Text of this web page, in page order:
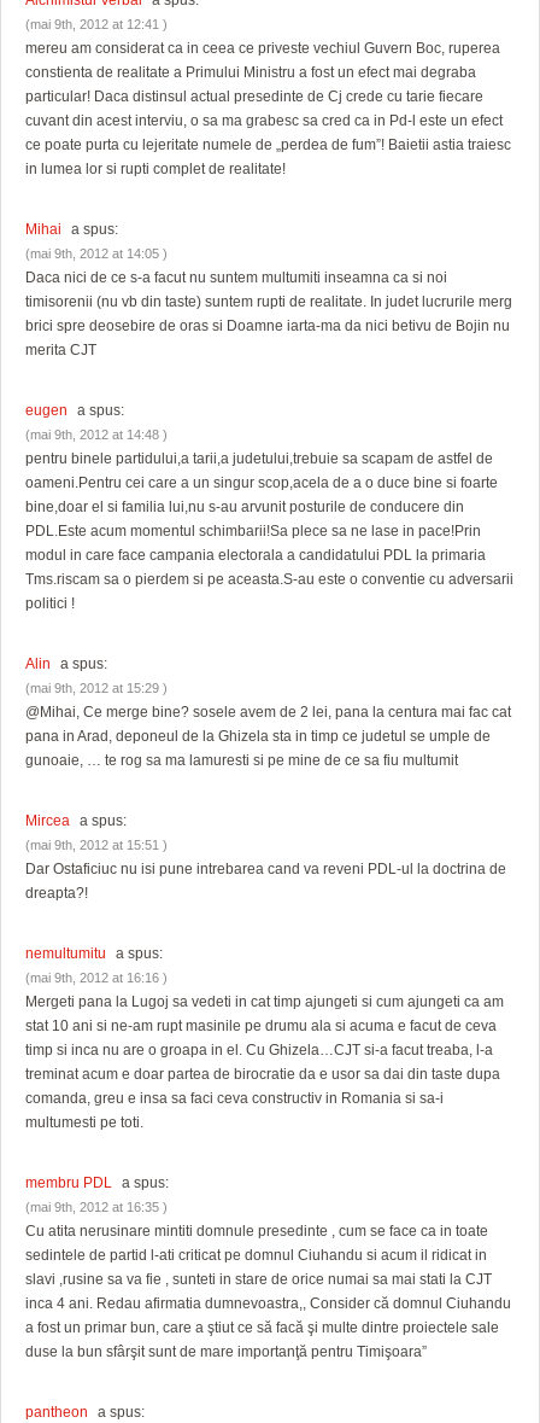
(mai 9th, 2012 at 12:41 )
mereu am considerat ca in ceea ce priveste vechiul Guvern Boc, ruperea
constienta de realitate a Primului Ministru a fost un efect mai degraba
particular! Daca distinsul actual presedinte de Cj crede cu tarie fiecare
cuvant din acest interviu, o sa ma grabesc sa cred ca in Pd-l este un efect
ce poate purta cu lejeritate numele de „perdea de fum”! Baietii astia traiesc
in lumea lor si rupti complet de realitate!
Mihai a spus:
(mai 9th, 2012 at 14:05 )
Daca nici de ce s-a facut nu suntem multumiti inseamna ca si noi
timisorenii (nu vb din taste) suntem rupti de realitate. In judet lucrurile merg
brici spre deosebire de oras si Doamne iarta-ma da nici betivu de Bojin nu
merita CJT
eugen a spus:
(mai 9th, 2012 at 14:48 )
pentru binele partidului,a tarii,a judetului,trebuie sa scapam de astfel de
oameni.Pentru cei care a un singur scop,acela de a o duce bine si foarte
bine,doar el si familia lui,nu s-au arvunit posturile de conducere din
PDL.Este acum momentul schimbarii!Sa plece sa ne lase in pace!Prin
modul in care face campania electorala a candidatului PDL la primaria
Tms.riscam sa o pierdem si pe aceasta.S-au este o conventie cu adversarii
politici !
Alin a spus:
(mai 9th, 2012 at 15:29 )
@Mihai, Ce merge bine? sosele avem de 2 lei, pana la centura mai fac cat
pana in Arad, deponeul de la Ghizela sta in timp ce judetul se umple de
gunoaie, … te rog sa ma lamuresti si pe mine de ce sa fiu multumit
Mircea a spus:
(mai 9th, 2012 at 15:51 )
Dar Ostaficiuc nu isi pune intrebarea cand va reveni PDL-ul la doctrina de
dreapta?!
nemultumitu a spus:
(mai 9th, 2012 at 16:16 )
Mergeti pana la Lugoj sa vedeti in cat timp ajungeti si cum ajungeti ca am
stat 10 ani si ne-am rupt masinile pe drumu ala si acuma e facut de ceva
timp si inca nu are o groapa in el. Cu Ghizela…CJT si-a facut treaba, l-a
treminat acum e doar partea de birocratie da e usor sa dai din taste dupa
comanda, greu e insa sa faci ceva constructiv in Romania si sa-i
multumesti pe toti.
membru PDL a spus:
(mai 9th, 2012 at 16:35 )
Cu atita nerusinare mintiti domnule presedinte , cum se face ca in toate
sedintele de partid l-ati criticat pe domnul Ciuhandu si acum il ridicat in
slavi ,rusine sa va fie , sunteti in stare de orice numai sa mai stati la CJT
inca 4 ani. Redau afirmatia dumnevoastra,, Consider că domnul Ciuhandu
a fost un primar bun, care a ştiut ce să facă şi multe dintre proiectele sale
duse la bun sfârşit sunt de mare importanţă pentru Timişoara”
pantheon a spus: